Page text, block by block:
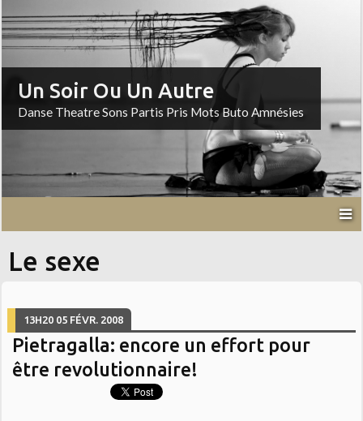
Un Soir Ou Un Autre
Danse Theatre Sons Partis Pris Mots Buto Amnésies
Le sexe
13H20 05 FÉVR. 2008
Pietragalla: encore un effort pour
être revolutionnaire!